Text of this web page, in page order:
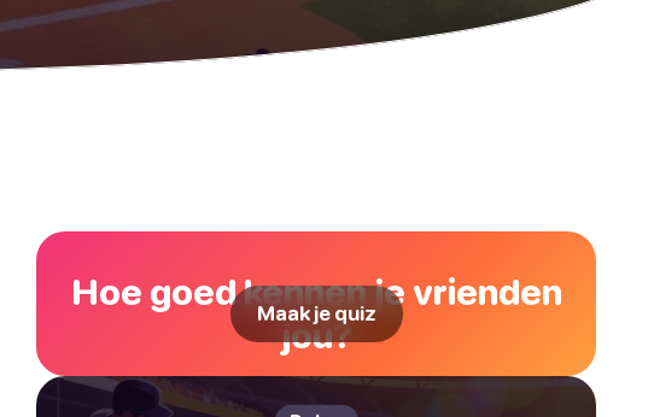
Hoe goed kennen je vrienden
jou?
Maak je quiz